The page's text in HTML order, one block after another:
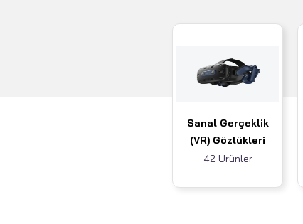
Sanal Gerçeklik
(VR) Gözlükleri
42 Ürünler